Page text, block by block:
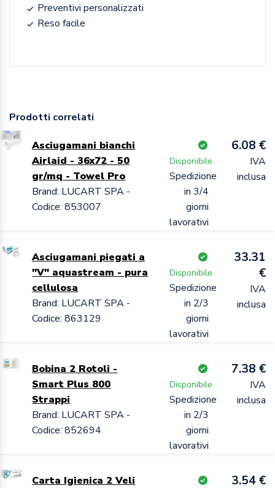
Preventivi personalizzati
Reso facile
Prodotti correlati
Asciugamani bianchi
Airlaid - 36x72 - 50
gr/mq - Towel Pro
Brand: LUCART SPA -
Codice: 853007
Disponibile
Spedizione
in 3/4
giorni
lavorativi
6.08 €
IVA
inclusa
Asciugamani piegati a
"V" aquastream - pura
cellulosa
Brand: LUCART SPA -
Codice: 863129
Disponibile
Spedizione
in 2/3
giorni
lavorativi
33.31
€
IVA
inclusa
Bobina 2 Rotoli -
Smart Plus 800
Strappi
Brand: LUCART SPA -
Codice: 852694
Disponibile
Spedizione
in 2/3
giorni
lavorativi
7.38 €
IVA
inclusa
Carta Igienica 2 Veli 3.54 €